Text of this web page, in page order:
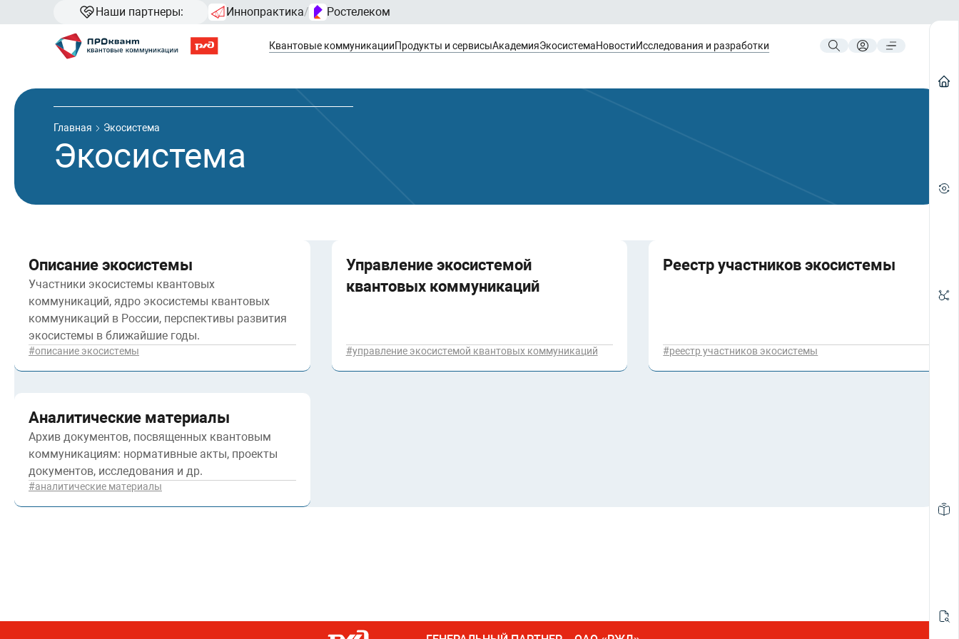
Наши партнеры: Иннопрактика/ Ростелеком
Квантовые коммуникацииПродукты и сервисыАкадемияЭкосистемаНовостиИсследования и разработки
Главная Экосистема
Экосистема
Описание экосистемы
Участники экосистемы квантовых
коммуникаций, ядро экосистемы квантовых
коммуникаций в России, перспективы развития
экосистемы в ближайшие годы.
#описание экосистемы
Управление экосистемой
квантовых коммуникаций
#управление экосистемой квантовых коммуникаций
Реестр участников экосистемы
#реестр участников экосистемы
Аналитические материалы
Архив документов, посвященных квантовым
коммуникациям: нормативные акты, проекты
документов, исследования и др.
#аналитические материалы